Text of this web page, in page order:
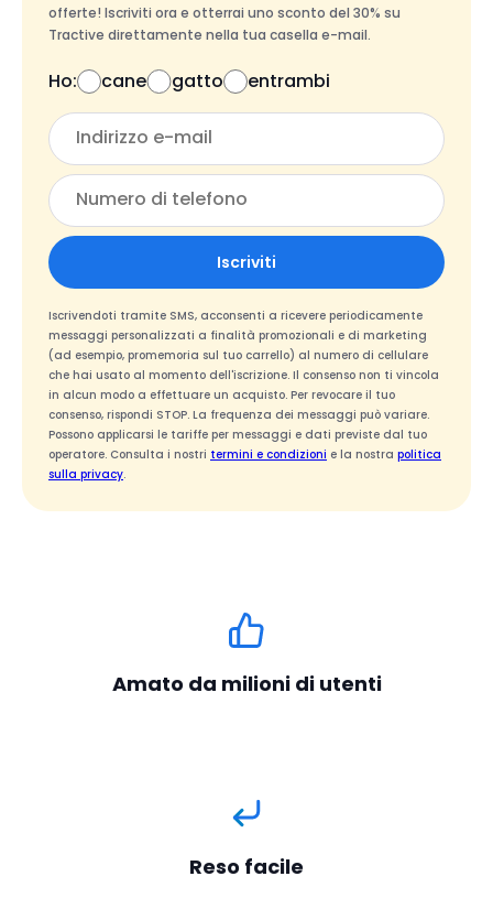
offerte! Iscriviti ora e otterrai uno sconto del 30% su
Tractive direttamente nella tua casella e-mail.
Ho: cane gatto entrambi
Iscriviti
Iscrivendoti tramite SMS, acconsenti a ricevere periodicamente
messaggi personalizzati a finalità promozionali e di marketing
(ad esempio, promemoria sul tuo carrello) al numero di cellulare
che hai usato al momento dell'iscrizione. Il consenso non ti vincola
in alcun modo a effettuare un acquisto. Per revocare il tuo
consenso, rispondi STOP. La frequenza dei messaggi può variare.
Possono applicarsi le tariffe per messaggi e dati previste dal tuo
operatore. Consulta i nostri termini e condizioni e la nostra politica
sulla privacy.
Amato da milioni di utenti
Reso facile